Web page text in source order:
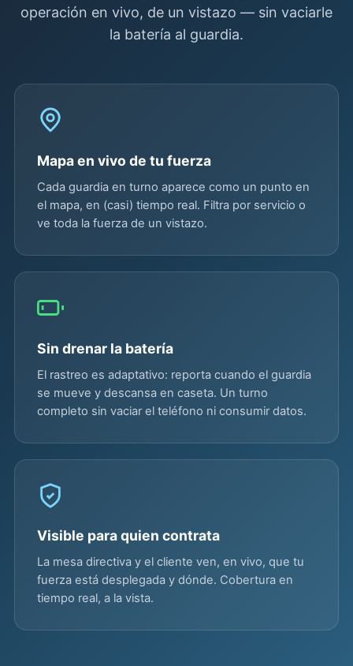
operación en vivo, de un vistazo — sin vaciarle
la batería al guardia.
Mapa en vivo de tu fuerza
Cada guardia en turno aparece como un punto en
el mapa, en (casi) tiempo real. Filtra por servicio o
ve toda la fuerza de un vistazo.
Sin drenar la batería
El rastreo es adaptativo: reporta cuando el guardia
se mueve y descansa en caseta. Un turno
completo sin vaciar el teléfono ni consumir datos.
Visible para quien contrata
La mesa directiva y el cliente ven, en vivo, que tu
fuerza está desplegada y dónde. Cobertura en
tiempo real, a la vista.